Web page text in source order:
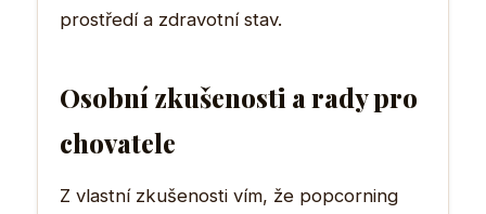
prostředí a zdravotní stav.
Osobní zkušenosti a rady pro
chovatele
Z vlastní zkušenosti vím, že popcorning